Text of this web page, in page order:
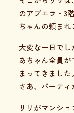
のアブエラ・3
ちゃんの頼まれ
大変な一日で
あちゃん全員
まってきました。
さあ、パーティ
リリがマンシ